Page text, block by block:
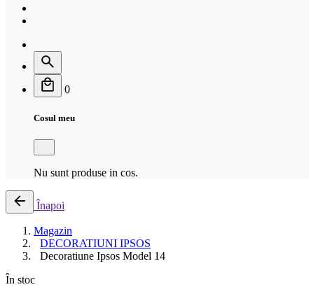
0
Cosul meu
Nu sunt produse in cos.
Înapoi
Magazin
DECORATIUNI IPSOS
Decoratiune Ipsos Model 14
În stoc